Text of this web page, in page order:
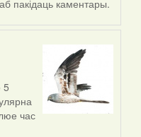
пакідаць каментары.
5
час